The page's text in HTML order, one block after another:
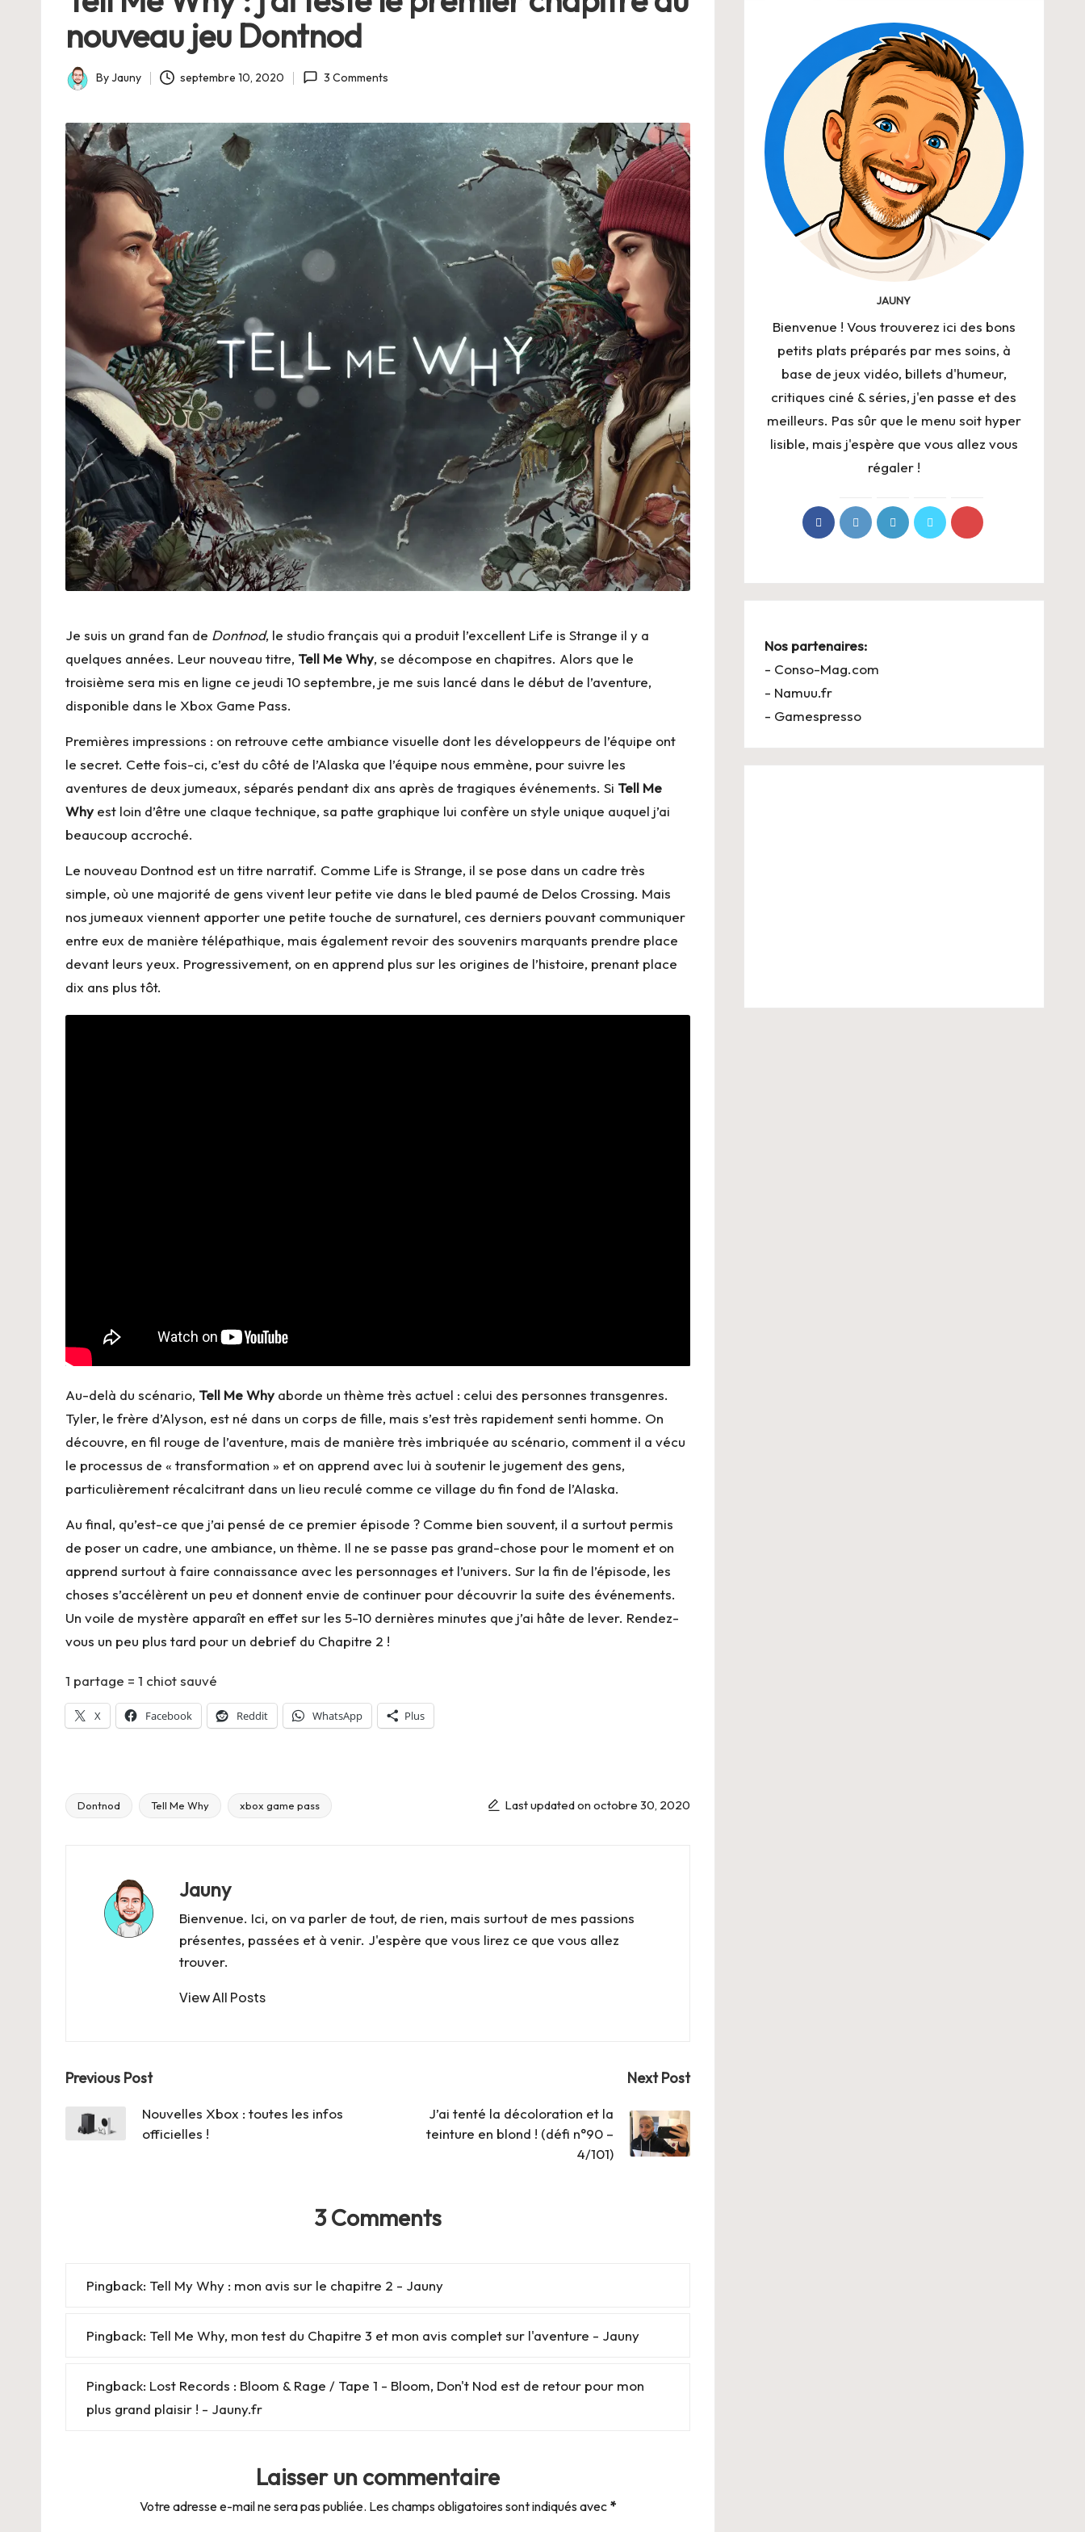
nouveau jeu Dontnod
Posted
ByJauny septembre 10, 2020 3 Comments
Je suis un grand fan de Dontnod, le studio français qui a produit l’excellent Life is Strange il y a
quelques années. Leur nouveau titre, Tell Me Why, se décompose en chapitres. Alors que le
troisième sera mis en ligne ce jeudi 10 septembre, je me suis lancé dans le début de l’aventure,
disponible dans le Xbox Game Pass.
Premières impressions : on retrouve cette ambiance visuelle dont les développeurs de l’équipe ont
le secret. Cette fois-ci, c’est du côté de l’Alaska que l’équipe nous emmène, pour suivre les
aventures de deux jumeaux, séparés pendant dix ans après de tragiques événements. Si Tell Me
Whyest loin d’être une claque technique, sa patte graphique lui confère un style unique auquel j’ai
beaucoup accroché.
Le nouveau Dontnod est un titre narratif. Comme Life is Strange, il se pose dans un cadre très
simple, où une majorité de gens vivent leur petite vie dans le bled paumé de Delos Crossing. Mais
nos jumeaux viennent apporter une petite touche de surnaturel, ces derniers pouvant communiquer
entre eux de manière télépathique, mais également revoir des souvenirs marquants prendre place
devant leurs yeux. Progressivement, on en apprend plus sur les origines de l’histoire, prenant place
dix ans plus tôt.
Au-delà du scénario, Tell Me Whyaborde un thème très actuel : celui des personnes transgenres.
Tyler, le frère d’Alyson, est né dans un corps de fille, mais s’est très rapidement senti homme. On
découvre, en fil rouge de l’aventure, mais de manière très imbriquée au scénario, comment il a vécu
le processus de « transformation » et on apprend avec lui à soutenir le jugement des gens,
particulièrement récalcitrant dans un lieu reculé comme ce village du fin fond de l’Alaska.
Au final, qu’est-ce que j’ai pensé de ce premier épisode ? Comme bien souvent, il a surtout permis
de poser un cadre, une ambiance, un thème. Il ne se passe pas grand-chose pour le moment et on
apprend surtout à faire connaissance avec les personnages et l’univers. Sur la fin de l’épisode, les
choses s’accélèrent un peu et donnent envie de continuer pour découvrir la suite des événements.
Un voile de mystère apparaît en effet sur les 5-10 dernières minutes que j’ai hâte de lever. Rendez-
vous un peu plus tard pour un debrief du Chapitre 2 !
1 partage = 1 chiot sauvé
X Facebook Reddit WhatsApp Plus
Tags:
Dontnod Tell Me Why xbox game pass Last updated on octobre 30, 2020
Jauny
Bienvenue. Ici, on va parler de tout, de rien, mais surtout de mes passions
présentes, passées et à venir. J'espère que vous lirez ce que vous allez
trouver.
View All Posts
Post
navigation
Previous Post
Nouvelles Xbox : toutes les infos
officielles !
Next Post
J’ai tenté la décoloration et la
teinture en blond ! (défi n°90 –
4/101)
3 Comments
Pingback: Tell My Why : mon avis sur le chapitre 2 - Jauny
Pingback: Tell Me Why, mon test du Chapitre 3 et mon avis complet sur l'aventure - Jauny
Pingback: Lost Records : Bloom & Rage / Tape 1 - Bloom, Don't Nod est de retour pour mon
plus grand plaisir ! - Jauny.fr
Laisser un commentaire
Votre adresse e-mail ne sera pas publiée. Les champs obligatoires sont indiqués avec *
JAUNY
Bienvenue ! Vous trouverez ici des bons
petits plats préparés par mes soins, à
base de jeux vidéo, billets d'humeur,
critiques ciné & séries, j'en passe et des
meilleurs. Pas sûr que le menu soit hyper
lisible, mais j'espère que vous allez vous
régaler !
Nos partenaires:
- Conso-Mag.com
- Namuu.fr
- Gamespresso